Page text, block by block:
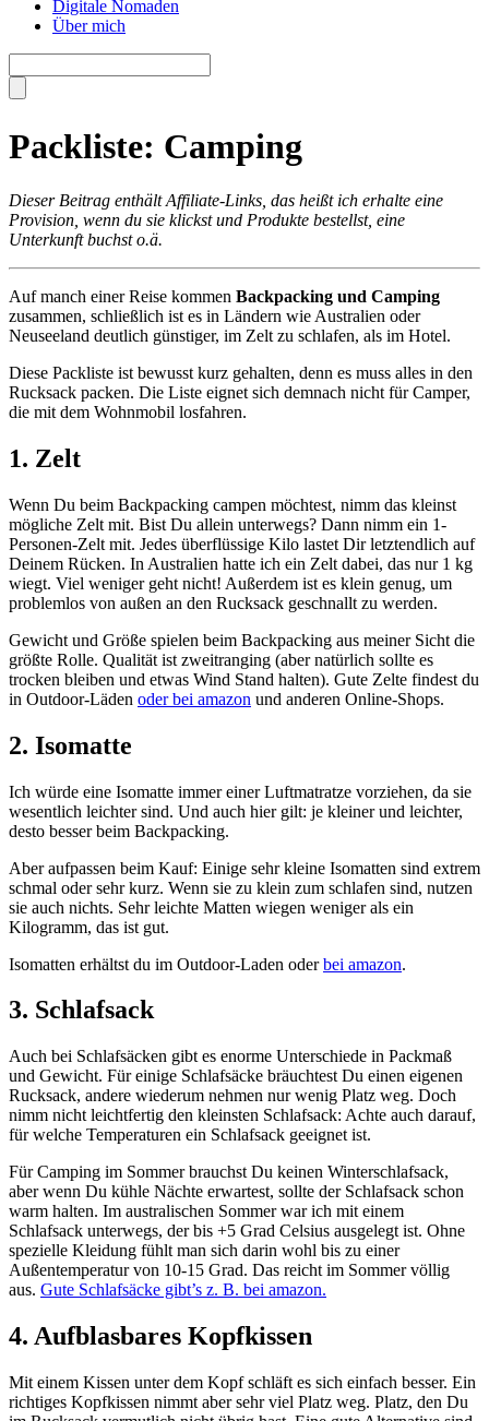
Digitale Nomaden
Über mich
Packliste: Camping
Dieser Beitrag enthält Affiliate-Links, das heißt ich erhalte eine
Provision, wenn du sie klickst und Produkte bestellst, eine
Unterkunft buchst o.ä.
Auf manch einer Reise kommen Backpacking und Camping
zusammen, schließlich ist es in Ländern wie Australien oder
Neuseeland deutlich günstiger, im Zelt zu schlafen, als im Hotel.
Diese Packliste ist bewusst kurz gehalten, denn es muss alles in den
Rucksack packen. Die Liste eignet sich demnach nicht für Camper,
die mit dem Wohnmobil losfahren.
1. Zelt
Wenn Du beim Backpacking campen möchtest, nimm das kleinst
mögliche Zelt mit. Bist Du allein unterwegs? Dann nimm ein 1-
Personen-Zelt mit. Jedes überflüssige Kilo lastet Dir letztendlich auf
Deinem Rücken. In Australien hatte ich ein Zelt dabei, das nur 1 kg
wiegt. Viel weniger geht nicht! Außerdem ist es klein genug, um
problemlos von außen an den Rucksack geschnallt zu werden.
Gewicht und Größe spielen beim Backpacking aus meiner Sicht die
größte Rolle. Qualität ist zweitranging (aber natürlich sollte es
trocken bleiben und etwas Wind Stand halten). Gute Zelte findest du
in Outdoor-Läden oder bei amazon und anderen Online-Shops.
2. Isomatte
Ich würde eine Isomatte immer einer Luftmatratze vorziehen, da sie
wesentlich leichter sind. Und auch hier gilt: je kleiner und leichter,
desto besser beim Backpacking.
Aber aufpassen beim Kauf: Einige sehr kleine Isomatten sind extrem
schmal oder sehr kurz. Wenn sie zu klein zum schlafen sind, nutzen
sie auch nichts. Sehr leichte Matten wiegen weniger als ein
Kilogramm, das ist gut.
Isomatten erhältst du im Outdoor-Laden oderbei amazon.
3. Schlafsack
Auch bei Schlafsäcken gibt es enorme Unterschiede in Packmaß
und Gewicht. Für einige Schlafsäcke bräuchtest Du einen eigenen
Rucksack, andere wiederum nehmen nur wenig Platz weg. Doch
nimm nicht leichtfertig den kleinsten Schlafsack: Achte auch darauf,
für welche Temperaturen ein Schlafsack geeignet ist.
Für Camping im Sommer brauchst Du keinen Winterschlafsack,
aber wenn Du kühle Nächte erwartest, sollte der Schlafsack schon
warm halten. Im australischen Sommer war ich mit einem
Schlafsack unterwegs, der bis +5 Grad Celsius ausgelegt ist. Ohne
spezielle Kleidung fühlt man sich darin wohl bis zu einer
Außentemperatur von 10-15 Grad. Das reicht im Sommer völlig
aus. Gute Schlafsäcke gibt’s z. B. bei amazon.
4. Aufblasbares Kopfkissen
Mit einem Kissen unter dem Kopf schläft es sich einfach besser. Ein
richtiges Kopfkissen nimmt aber sehr viel Platz weg. Platz, den Du